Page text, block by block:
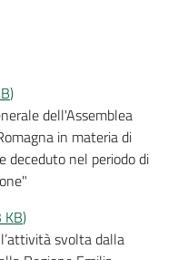
)
dell'Assemblea
in materia di
deceduto nel periodo di
)
svolta dalla